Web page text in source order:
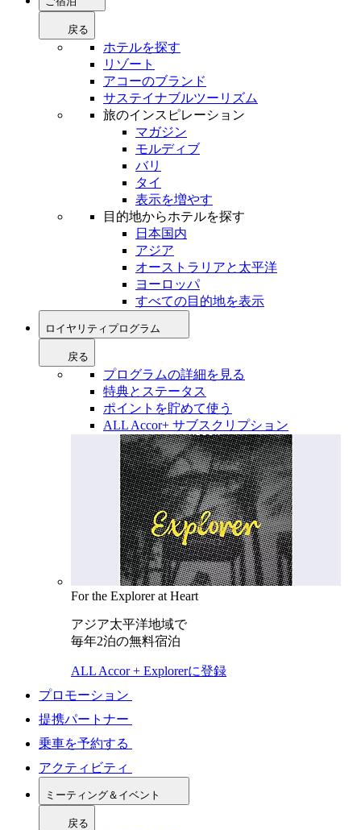
戻る
ホテルを探す
リゾート
アコーのブランド
サステイナブルツーリズム
旅のインスピレーション
マガジン
モルディブ
バリ
タイ
表示を増やす
目的地からホテルを探す
日本国内
アジア
オーストラリアと太平洋
ヨーロッパ
すべての目的地を表示
ロイヤリティプログラム
戻る
プログラムの詳細を見る
特典とステータス
ポイントを貯めて使う
ALL Accor+ サブスクリプション
For the Explorer at Heart
アジア太平洋地域で
毎年2泊の無料宿泊
ALL Accor + Explorerに登録
プロモーション
提携パートナー
乗車を予約する
アクティビティ
ミーティング＆イベント
戻る